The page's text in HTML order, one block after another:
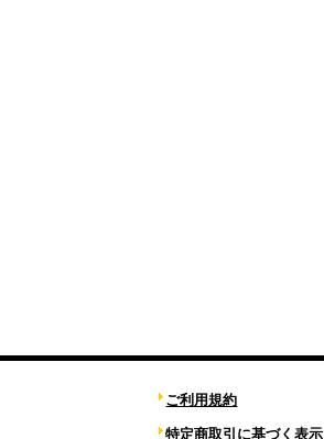
ご利用規約
特定商取引に基づく表示